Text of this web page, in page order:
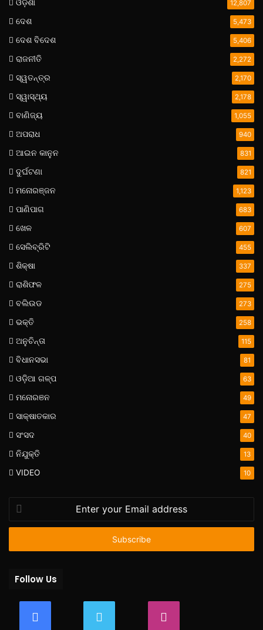
ଓଡ଼ିଶା 12,807
ଦେଶ 5,473
ଦେଶ ବିଦେଶ 5,406
ରାଜନୀତି 2,272
ସ୍ୱତନ୍ତ୍ର 2,170
ସ୍ୱାସ୍ଥ୍ୟ 2,178
ବାଣିଜ୍ୟ 1,055
ଅପରାଧ 940
ଆଇନ କାନୁନ 831
ଦୁର୍ଘଟଣା 821
ମନୋରଞ୍ଜନ 1,123
ପାଣିପାଗ 683
ଖେଳ 607
ସେଲିବ୍ରିଟି 455
ଶିକ୍ଷା 337
ରାଶିଫଳ 275
ବଲିଉଡ 273
ଭକ୍ତି 258
ଅନୁଚିନ୍ତା 115
ବିଧାନସଭା 81
ଓଡ଼ିଆ ଗଳ୍ପ 63
ମନୋରଞନ 49
ସାକ୍ଷାତକାର 47
ସଂସଦ 40
ନିଯୁକ୍ତି 13
VIDEO 10
your
Email
Follow Us